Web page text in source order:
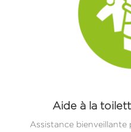
Aide à la
Assistance